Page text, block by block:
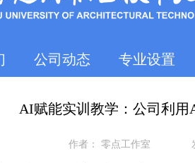
公司动态 专业设置
AI赋能实训教学：公司利
作者： 零点工作室